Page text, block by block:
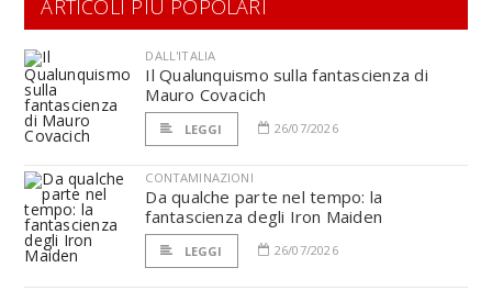
ARTICOLI PIÙ POPOLARI
DALL'ITALIA
Il Qualunquismo sulla fantascienza di
Mauro Covacich
LEGGI 26/07/2026
CONTAMINAZIONI
Da qualche parte nel tempo: la
fantascienza degli Iron Maiden
LEGGI 26/07/2026